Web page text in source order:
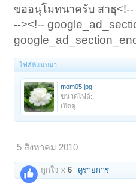
ขออนุโมทนาครับ สาธุ<!--
--><!--
ไฟล์ที่แนบมา:
mom05.jpg
ขนาดไฟล์:
เปิดดู:
5 สิงหาคม 2010
ถูกใจ x6 ดูรายการ